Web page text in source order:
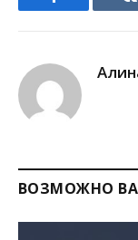
Facebook
ВОЗМОЖНО